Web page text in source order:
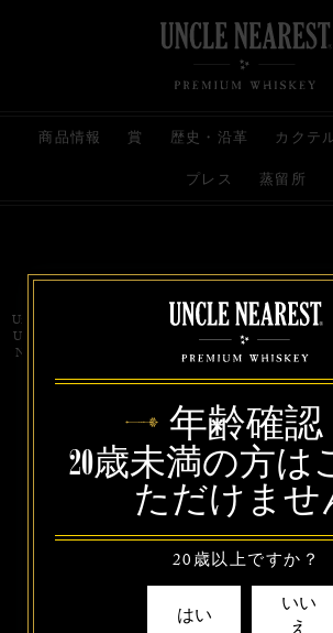
商品情報 賞 歴史・沿革 カクテ
プレス 蒸留所
お問い合わせ 代理店 規約と条件
プ
Uncle Nearest Premium Whiskey is wholly and independently
UNCLE NEAREST, THE BEST WHISKEY MAKER
NATHAN GREEN, NEAREST GREEN, and DRINK
年齢確認
20歳未満の方は
ただけませ
20歳以上ですか？
はい
いい
え